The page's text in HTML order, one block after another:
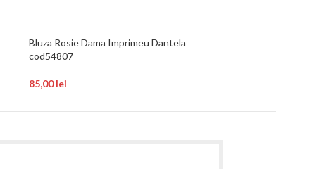
Bluza Rosie Dama Imprimeu Dantela
cod54807
85,00lei